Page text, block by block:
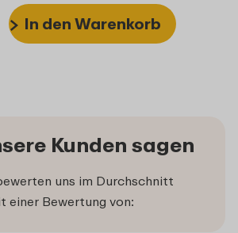
In den Warenkorb
Kunden sagen
uns im Durchschnitt
einer Bewertung von: